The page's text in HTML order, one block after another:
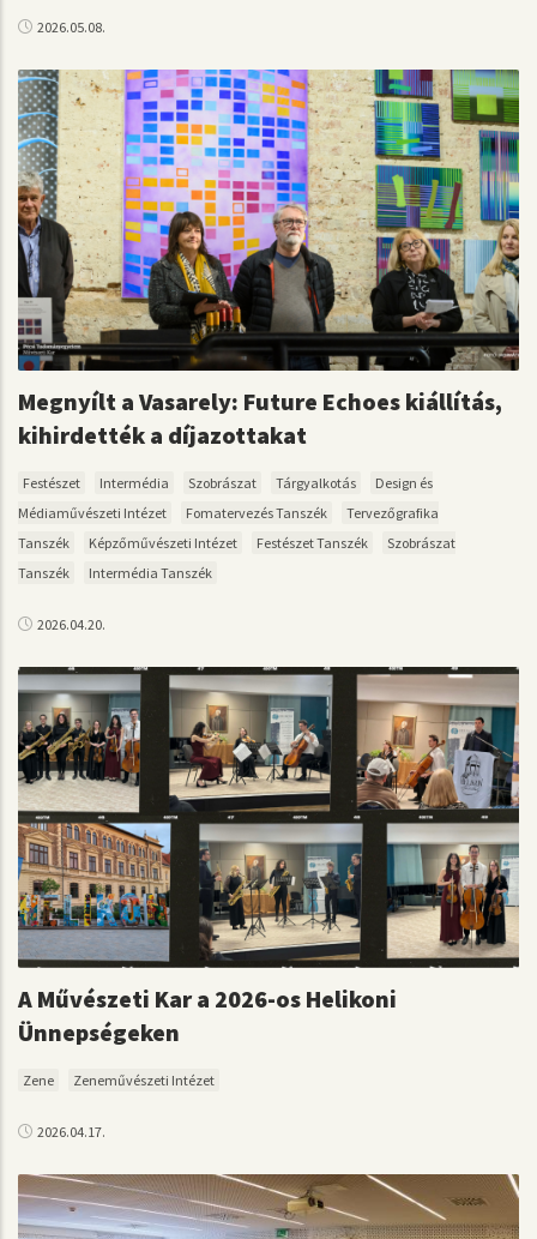
2026.05.08.
Megnyílt a Vasarely: Future Echoes kiállítás,
kihirdették a díjazottakat
Festészet Intermédia Szobrászat Tárgyalkotás
Design és
Médiaművészeti Intézet
Fomatervezés Tanszék
Tervezőgrafika
Tanszék
Képzőművészeti Intézet Festészet Tanszék
Szobrászat
Tanszék
Intermédia Tanszék
2026.04.20.
A Művészeti Kar a 2026-os Helikoni
Ünnepségeken
Zene Zeneművészeti Intézet
2026.04.17.